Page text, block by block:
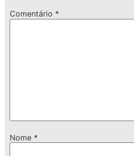
Comentário *
Nome *